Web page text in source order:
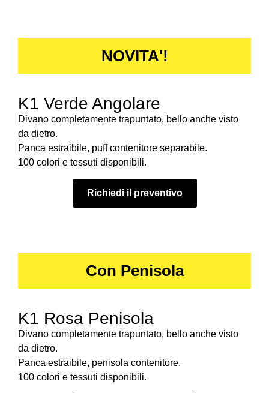
NOVITA'!
K1 Verde Angolare
Divano completamente trapuntato, bello anche visto
da dietro.
Panca estraibile, puff contenitore separabile.
100 colori e tessuti disponibili.
Richiedi il preventivo
Con Penisola
K1 Rosa Penisola
Divano completamente trapuntato, bello anche visto
da dietro.
Panca estraibile, penisola contenitore.
100 colori e tessuti disponibili.